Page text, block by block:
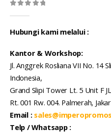
Hubungi kami melalui :
Kantor & Workshop:
Jl. Anggrek Rosliana VII No. 14
Indonesia,
Grand Slipi Tower Lt. 5 Unit F
Rt. 001 Rw. 004. Palmerah,
Email :
Telp / Whatsapp :